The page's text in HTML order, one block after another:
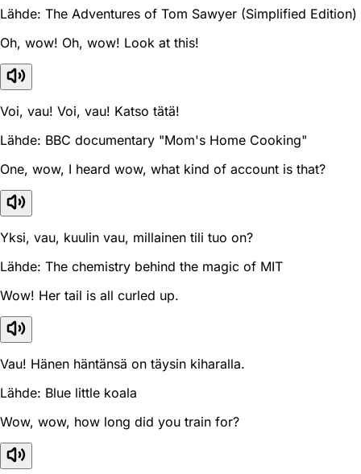
Lähde: The Adventures of Tom Sawyer (Simplified Edition)
Oh, wow! Oh, wow! Look at this!
Voi, vau! Voi, vau! Katso tätä!
Lähde: BBC documentary "Mom's Home Cooking"
One, wow, I heard wow, what kind of account is that?
Yksi, vau, kuulin vau, millainen tili tuo on?
Lähde: The chemistry behind the magic of MIT
Wow! Her tail is all curled up.
Vau! Hänen häntänsä on täysin kiharalla.
Lähde: Blue little koala
Wow, wow, how long did you train for?